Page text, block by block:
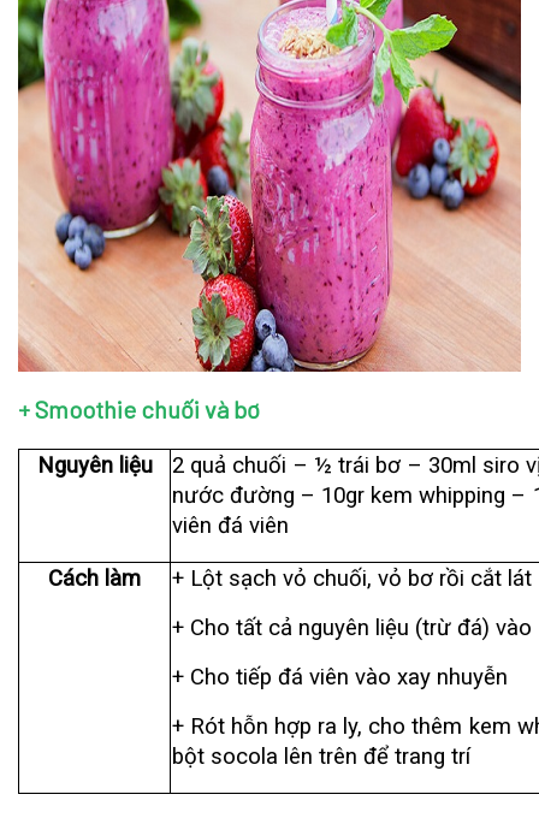
+ Smoothie chuối và bơ
Nguyên liệu
2 quả chuối – ½ trái bơ – 30ml siro
nước đường – 10gr kem whipping –
viên đá viên
Cách làm
+ Lột sạch vỏ chuối, vỏ bơ rồi cắt lát
+ Cho tất cả nguyên liệu (trừ đá)
+ Cho tiếp đá viên vào xay nhuyễn
+ Rót hỗn hợp ra ly, cho thêm kem
bột socola lên trên để trang trí